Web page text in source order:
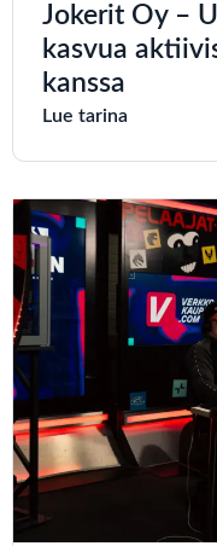
Jokerit Oy –
kasvua
kanssa
Lue tarina